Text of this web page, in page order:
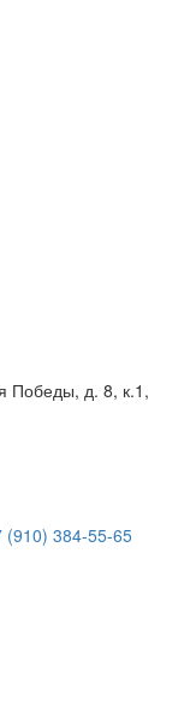
Победы, д. 8, к.1,
(910) 384-55-65